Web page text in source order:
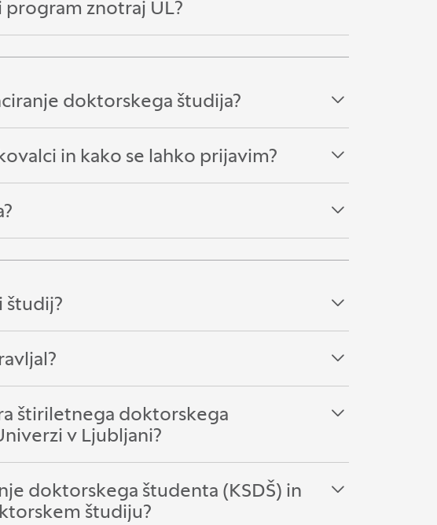
znotraj UL?
doktorskega študija?
in kako se lahko prijavim?
študij?
štiriletnega doktorskega
v Ljubljani?
doktorskega študenta (KSDŠ) in
študiju?